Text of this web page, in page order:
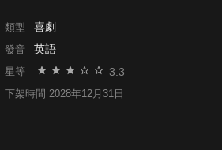
類型 喜劇
發音 英語
星等 3.3
下架時間 2028年12月31日